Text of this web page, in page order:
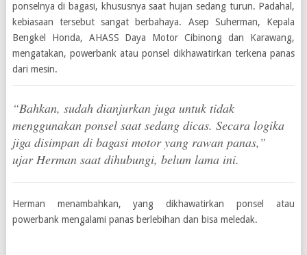
ponselnya di bagasi, khususnya saat hujan sedang turun. Padahal,
kebiasaan tersebut sangat berbahaya. Asep Suherman, Kepala
Bengkel Honda, AHASS Daya Motor Cibinong dan Karawang,
mengatakan, powerbank atau ponsel dikhawatirkan terkena panas
dari mesin.
“Bahkan, sudah dianjurkan juga untuk tidak
menggunakan ponsel saat sedang dicas. Secara logika
jiga disimpan di bagasi motor yang rawan panas,”
ujar Herman saat dihubungi, belum lama ini.
Herman menambahkan, yang dikhawatirkan ponsel atau
powerbank mengalami panas berlebihan dan bisa meledak.